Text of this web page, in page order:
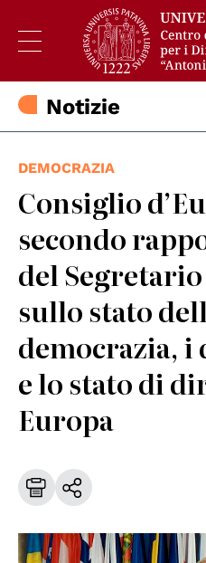
Notizie
DEMOCRAZIA
Consiglio
secondo
del
sullo stato
democrazia,
e lo stato di
Europa